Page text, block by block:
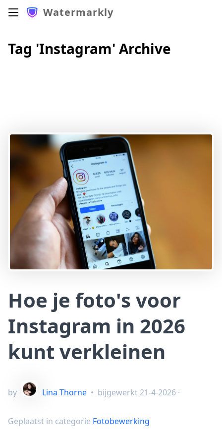
Watermarkly
Tag 'Instagram' Archive
Hoe je foto's voor
Instagram in 2026
kunt verkleinen
by Lina Thorne • bijgewerkt 21-4-2026 ·
Geplaatst in categorie Fotobewerking